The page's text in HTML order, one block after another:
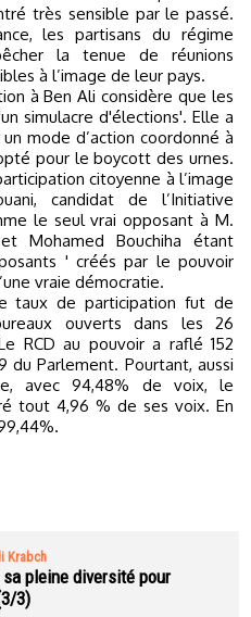
très sensible par le passé.
les partisans du régime
la tenue de réunions
à l’image de leur pays.
à Ben Ali considère que les
simulacre d'élections'. Elle a
mode d’action coordonné à
pour le boycott des urnes.
citoyenne à l’image
candidat de l’Initiative
le seul vrai opposant à M.
Mohamed Bouchiha étant
' créés par le pouvoir
vraie démocratie.
taux de participation fut de
ouverts dans les 26
RCD au pouvoir a raflé 152
du Parlement. Pourtant, aussi
avec 94,48% de voix, le
tout 4,96 % de ses voix. En
Krabch
sa pleine diversité pour
3)